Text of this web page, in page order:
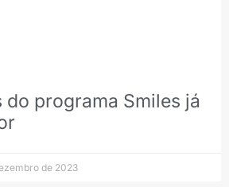
do programa Smiles já
de 2023